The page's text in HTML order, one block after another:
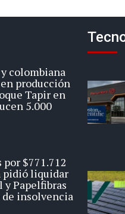
colombiana
producción
Tapir en
5.000
$771.712
pidió liquidar
y Papelfibras
insolvencia